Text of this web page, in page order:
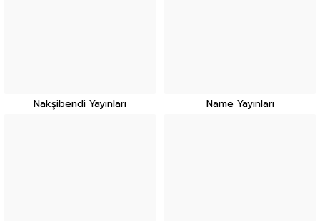
Nakşibendi Yayınları Name Yayınları